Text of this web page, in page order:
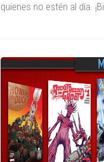
quienes no estén al día.